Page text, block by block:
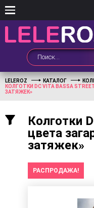
LELEROZ КАТАЛОГ
КОЛГОТКИ DC VITA BASSA
ЗАТЯЖЕК»
Колготки
цвета
затяжек»
РАСПРОДАЖА!